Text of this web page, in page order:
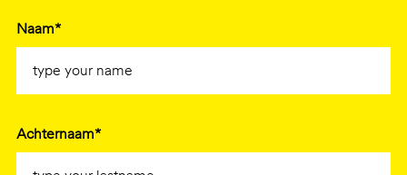
Naam*
Achternaam*